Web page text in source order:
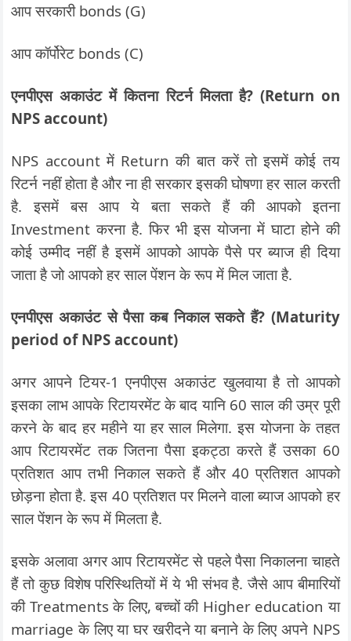
आप सरकारी bonds (G)
आप कॉर्पोरेट bonds (C)
एनपीएस अकाउंट में कितना रिटर्न मिलता है? (Return on
NPS account)
NPS account में Return की बात करें तो इसमें कोई तय
रिटर्न नहीं होता है और ना ही सरकार इसकी घोषणा हर साल करती
है. इसमें बस आप ये बता सकते हैं की आपको इतना
Investment करना है. फिर भी इस योजना में घाटा होने की
कोई उम्मीद नहीं है इसमें आपको आपके पैसे पर ब्याज ही दिया
जाता है जो आपको हर साल पेंशन के रूप में मिल जाता है.
एनपीएस अकाउंट से पैसा कब निकाल सकते हैं? (Maturity
period of NPS account)
अगर आपने टियर-1 एनपीएस अकाउंट खुलवाया है तो आपको
इसका लाभ आपके रिटायरमेंट के बाद यानि 60 साल की उम्र पूरी
करने के बाद हर महीने या हर साल मिलेगा. इस योजना के तहत
आप रिटायरमेंट तक जितना पैसा इकट्ठा करते हैं उसका 60
प्रतिशत आप तभी निकाल सकते हैं और 40 प्रतिशत आपको
छोड़ना होता है. इस 40 प्रतिशत पर मिलने वाला ब्याज आपको हर
साल पेंशन के रूप में मिलता है.
इसके अलावा अगर आप रिटायरमेंट से पहले पैसा निकालना चाहते
हैं तो कुछ विशेष परिस्थितियों में ये भी संभव है. जैसे आप बीमारियों
की Treatments के लिए, बच्चों की Higher education या
marriage के लिए या घर खरीदने या बनाने के लिए अपने NPS